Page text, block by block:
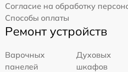
Согласие на обработку
Способы оплаты
Ремонт устройств
Варочных
панелей
Духовых
шкафов